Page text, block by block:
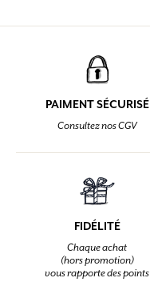
PAIMENT SÉCURISÉ
Consultez nos CGV
FIDÉLITÉ
Chaque achat
(hors promotion)
vous rapporte des points